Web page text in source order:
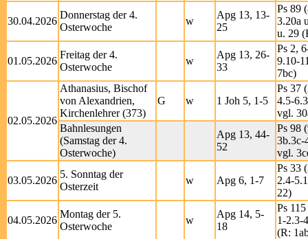
30.04.2026
Donnerstag der 4.
Osterwoche
w
Apg 13, 13-
25
Ps 89
3.20a
u. 29
01.05.2026
Freitag der 4.
Osterwoche
w
Apg 13, 26-
33
Ps 2,
9.10-
7bc)
02.05.2026
Athanasius, Bischof
von Alexandrien,
Kirchenlehrer (373)
G w 1 Joh 5, 1-5
Ps 37
4.5-
vgl.
Bahnlesungen
(Samstag der 4.
Osterwoche)
Apg 13, 44-
52
Ps 98
3b.3c-
vgl.
03.05.2026
5. Sonntag der
Osterzeit
w Apg 6, 1-7
Ps 33
2.4-
22)
04.05.2026
Montag der 5.
Osterwoche
w
Apg 14, 5-
18
Ps
1-2.3-
(R: